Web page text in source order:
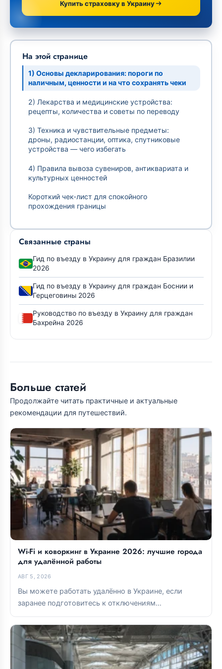
Купить страховку в Украину
На этой странице
1) Основы декларирования: пороги по
наличным, ценности и на что сохранять чеки
2) Лекарства и медицинские устройства:
рецепты, количества и советы по переводу
3) Техника и чувствительные предметы:
дроны, радиостанции, оптика, спутниковые
устройства — чего избегать
4) Правила вывоза сувениров, антиквариата и
культурных ценностей
Короткий чек-лист для спокойного
прохождения границы
Связанные страны
Гид по въезду в Украину для граждан Бразилии
2026
Гид по въезду в Украину для граждан Боснии и
Герцеговины 2026
Руководство по въезду в Украину для граждан
Бахрейна 2026
Больше статей
Продолжайте читать практичные и актуальные
рекомендации для путешествий.
Wi-Fi и коворкинг в Украине 2026: лучшие города
для удалённой работы
АВГ 5, 2026
Вы можете работать удалённо в Украине, если
заранее подготовитесь к отключениям
электроэнергии и тщательно выберете базу. Lviv и...